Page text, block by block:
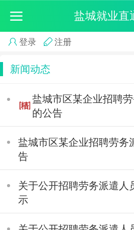
盐城就业直
登录 注册
新闻动态
盐城市区某企业招聘
的公告
盐城市区某企业招聘劳务
告
关于公开招聘劳务派遣人
示